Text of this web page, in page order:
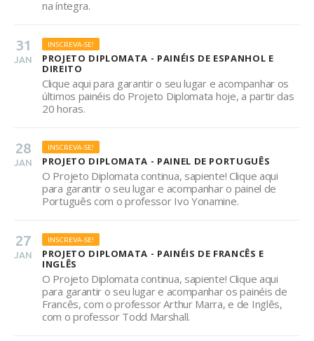
na íntegra.
31
JAN
INSCREVA-SE!
PROJETO DIPLOMATA - PAINÉIS DE ESPANHOL E
DIREITO
Clique aqui para garantir o seu lugar e acompanhar os
últimos painéis do Projeto Diplomata hoje, a partir das
20 horas.
28
JAN
INSCREVA-SE!
PROJETO DIPLOMATA - PAINEL DE PORTUGUÊS
O Projeto Diplomata continua, sapiente! Clique aqui
para garantir o seu lugar e acompanhar o painel de
Português com o professor Ivo Yonamine.
27
JAN
INSCREVA-SE!
PROJETO DIPLOMATA - PAINÉIS DE FRANCÊS E
INGLÊS
O Projeto Diplomata continua, sapiente! Clique aqui
para garantir o seu lugar e acompanhar os painéis de
Francês, com o professor Arthur Marra, e de Inglês,
com o professor Todd Marshall.